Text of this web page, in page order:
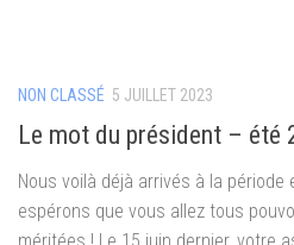
NON CLASSÉ 5 JUILLET 2023
Le mot du président – été
Nous voilà déjà arrivés à la période
espérons que vous allez tous
méritées ! Le 15 juin dernier, votre